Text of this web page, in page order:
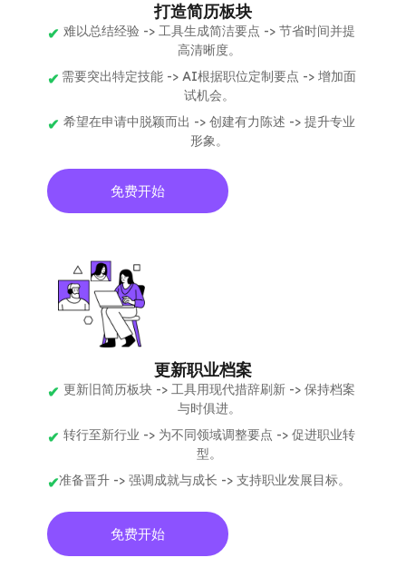
打造简历板块
难以总结经验 -> 工具生成简洁要点 -> 节省时间并提
高清晰度。
需要突出特定技能 -> AI根据职位定制要点 -> 增加面
试机会。
希望在申请中脱颖而出 -> 创建有力陈述 -> 提升专业
形象。
免费开始
更新职业档案
更新旧简历板块 -> 工具用现代措辞刷新 -> 保持档案
与时俱进。
转行至新行业 -> 为不同领域调整要点 -> 促进职业转
型。
准备晋升 -> 强调成就与成长 -> 支持职业发展目标。
免费开始